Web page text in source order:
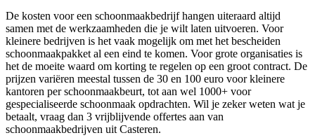
De kosten voor een schoonmaakbedrijf hangen uiteraard altijd
samen met de werkzaamheden die je wilt laten uitvoeren. Voor
kleinere bedrijven is het vaak mogelijk om met het bescheiden
schoonmaakpakket al een eind te komen. Voor grote organisaties is
het de moeite waard om korting te regelen op een groot contract. De
prijzen variëren meestal tussen de 30 en 100 euro voor kleinere
kantoren per schoonmaakbeurt, tot aan wel 1000+ voor
gespecialiseerde schoonmaak opdrachten. Wil je zeker weten wat je
betaalt, vraag dan 3 vrijblijvende offertes aan van
schoonmaakbedrijven uit Casteren.